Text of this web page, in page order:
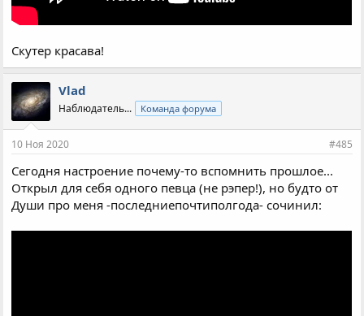
Скутер красава!
Vlad
Наблюдатель... Команда форума
10 Ноя 2020 #485
Сегодня настроение почему-то вспомнить прошлое...
Открыл для себя одного певца (не рэпер!), но будто от
Души про меня -последниепочтиполгода- сочинил: